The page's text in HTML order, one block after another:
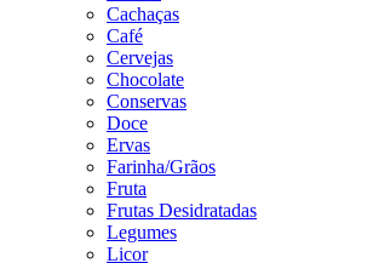
Cachaças
Café
Cervejas
Chocolate
Conservas
Doce
Ervas
Farinha/Grãos
Fruta
Frutas Desidratadas
Legumes
Licor